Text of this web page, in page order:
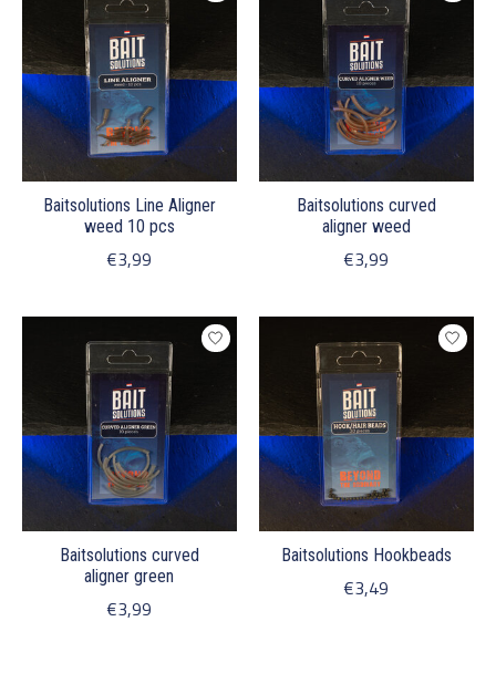
Baitsolutions Line Aligner
weed 10 pcs
€3,99
Baitsolutions curved
aligner weed
€3,99
Baitsolutions curved
aligner green
€3,99
Baitsolutions Hookbeads
€3,49